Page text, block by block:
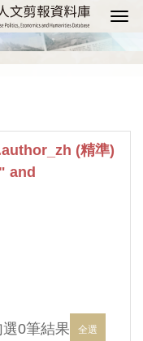
選
(精準)
and
0筆結果 全選